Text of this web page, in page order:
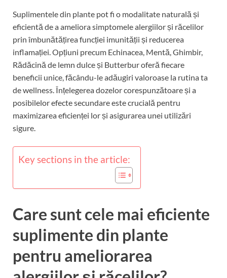
Suplimentele din plante pot fi o modalitate naturală și
eficientă de a ameliora simptomele alergiilor și răcelilor
prin îmbunătățirea funcției imunității și reducerea
inflamației. Opțiuni precum Echinacea, Mentă, Ghimbir,
Rădăcină de lemn dulce și Butterbur oferă fiecare
beneficii unice, făcându-le adăugiri valoroase la rutina ta
de wellness. Înțelegerea dozelor corespunzătoare și a
posibilelor efecte secundare este crucială pentru
maximizarea eficienței lor și asigurarea unei utilizări
sigure.
Key sections in the article:
Care sunt cele mai eficiente
suplimente din plante
pentru ameliorarea